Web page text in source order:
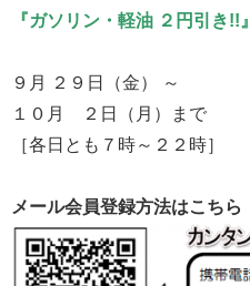
『ガソリン・軽油 ２円引き!!』
９月 ２９日（金） ～
１０月 ２日（月）まで
［各日とも７時～２２時］
メール会員登録方法はこちら